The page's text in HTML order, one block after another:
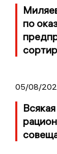
по
05/08/